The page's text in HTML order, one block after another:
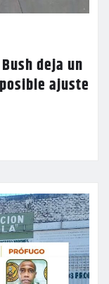
deja un
ajuste